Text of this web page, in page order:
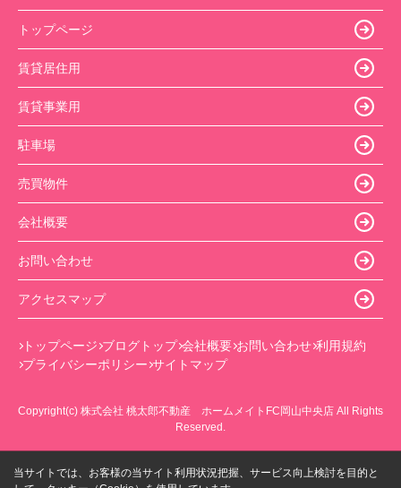
トップページ
賃貸居住用
賃貸事業用
駐車場
売買物件
会社概要
お問い合わせ
アクセスマップ
トップページ ブログトップ 会社概要 お問い合わせ 利用規約
プライバシーポリシー サイトマップ
Copyright(c) 株式会社 桃太郎不動産 ホームメイトFC岡山中央店 All Rights
Reserved.
当サイトでは、お客様の当サイト利用状況把握、サービス向上検討を目的と